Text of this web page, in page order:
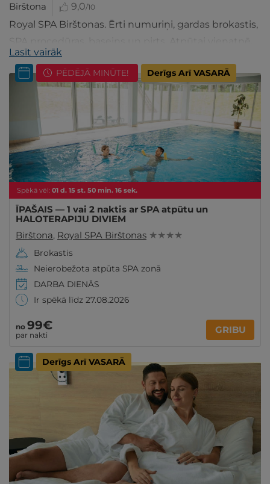
Birštona 9,0/10
Royal SPA Birštonas. Ērti numuriņi, gardas brokastis,
SPA procedūras, baseins un pirts. Atpūtai vienatnē,
divatā vai ar visu ģimeni. Ieskaties!
Lasīt vairāk
Spēkā vēl: 01 d. 15 st. 50 min. 15 sek.
PĒDĒJĀ MINŪTE! Derīgs Arī VASARĀ
ĪPAŠAIS — 1 vai 2 naktis ar SPA atpūtu un
HALOTERAPIJU DIVIEM
Birštona, Royal SPA Birštonas ★ ★ ★ ★
Brokastis
Neierobežota atpūta SPA zonā
DARBA DIENĀS
Ir spēkā līdz 27.08.2026
no 99€
par nakti GRIBU
Derīgs Arī VASARĀ